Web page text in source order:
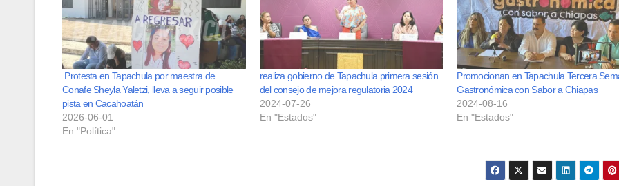
Protesta en Tapachula por maestra de
Conafe Sheyla Yaletzi, lleva a seguir posible
pista en Cacahoatán
2026-06-01
En "Política"
realiza gobierno de Tapachula primera sesión
del consejo de mejora regulatoria 2024
2024-07-26
En "Estados"
Promocionan en Tapachula Tercera
Gastronómica con Sabor a Chiapas
2024-08-16
En "Estados"